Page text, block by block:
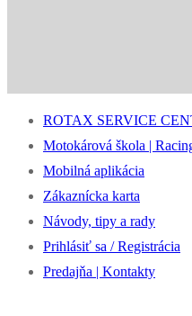
ROTAX SERVICE
Motokárová škola |
Mobilná aplikácia
Zákaznícka karta
Návody, tipy a rady
Prihlásiť sa / Registrácia
Predajňa | Kontakty